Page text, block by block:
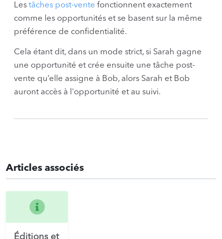
Les tâches post-vente fonctionnent exactement
comme les opportunités et se basent sur la même
préférence de confidentialité.
Cela étant dit, dans un mode strict, si Sarah gagne
une opportunité et crée ensuite une tâche post-
vente qu’elle assigne à Bob, alors Sarah et Bob
auront accès à l'opportunité et au suivi.
Articles associés
Éditions et